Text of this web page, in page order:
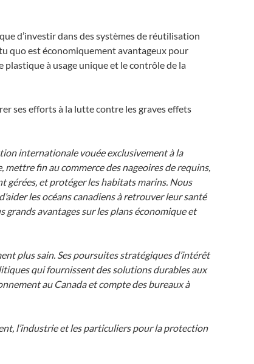
d’investir dans des systèmes de réutilisation
quo est économiquement avantageux pour
à usage unique et le contrôle de la
ses efforts à la lutte contre les graves effets
internationale vouée exclusivement à la
fin au commerce des nageoires de requins,
gérées, et protéger les habitats marins. Nous
les océans canadiens à retrouver leur santé
avantages sur les plans économique et
plus sain. Ses poursuites stratégiques d’intérêt
qui fournissent des solutions durables aux
au Canada et compte des bureaux à
l’industrie et les particuliers pour la protection